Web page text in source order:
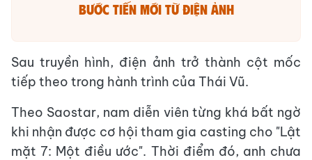
Bước tiến mới từ điện ảnh
Sau truyền hình, điện ảnh trở thành cột mốc
tiếp theo trong hành trình của Thái Vũ.
Theo Saostar, nam diễn viên từng khá bất ngờ
khi nhận được cơ hội tham gia casting cho "Lật
mặt 7: Một điều ước". Thời điểm đó, anh chưa